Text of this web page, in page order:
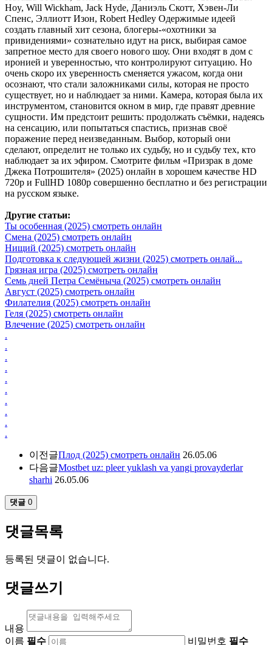
Hoy, Will Wickham, Jack Hyde, Даниэль Скотт, Хэвен-Ли
Спенс, Эллиотт Изон, Robert Hedley Одержимые идеей
создать главный хит сезона, блогеры-«охотники за
привидениями» сознательно идут на риск, выбирая самое
запретное место для своего нового шоу. Они входят в дом с
иронией и уверенностью, что контролируют ситуацию. Но
очень скоро их уверенность сменяется ужасом, когда они
осознают, что стали заложниками силы, которая не просто
существует, но и наблюдает за ними. Камера, которая была их
инструментом, становится окном в мир, где правят древние
сущности. Им предстоит решить: продолжать съёмки, надеясь
на сенсацию, или попытаться спастись, признав своё
поражение перед неизведанным. Выбор, который они
сделают, определит не только их судьбу, но и судьбу тех, кто
наблюдает за их эфиром. Смотрите фильм «Призрак в доме
Джека Потрошителя» (2025) онлайн в хорошем качестве HD
720p и FullHD 1080p совершенно бесплатно и без регистрации
на русском языке.
Другие статьи:
Ты особенная (2025) смотреть онлайн
Смена (2025) смотреть онлайн
Нищий (2025) смотреть онлайн
Подготовка к следующей жизни (2025) смотреть онлай...
Грязная игра (2025) смотреть онлайн
Семь дней Петра Семёныча (2025) смотреть онлайн
Август (2025) смотреть онлайн
Филателия (2025) смотреть онлайн
Геля (2025) смотреть онлайн
Влечение (2025) смотреть онлайн
.
.
.
.
.
.
.
.
.
.
이전글Плод (2025) смотреть онлайн 26.05.06
다음글Mostbet uz: pleer yuklash va yangi provayderlar
sharhi 26.05.06
댓글 0
댓글목록
등록된 댓글이 없습니다.
댓글쓰기
내용
이름 필수 비밀번호 필수